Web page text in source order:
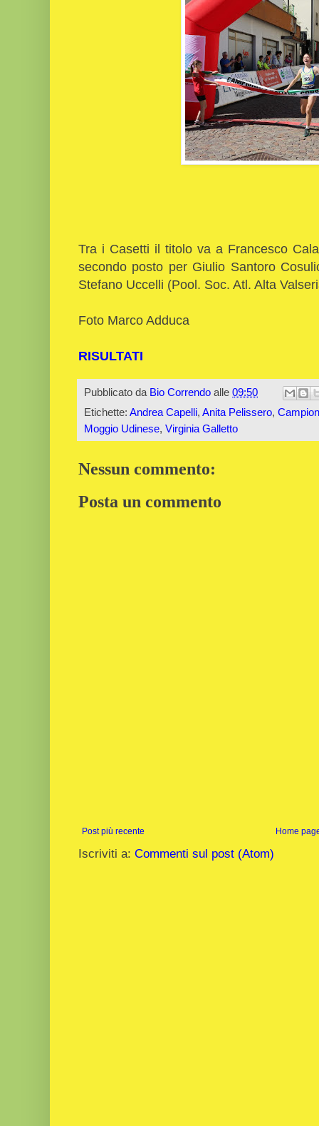
Tra i Casetti il titolo va a Francesco
secondo posto per Giulio Santoro
Stefano Uccelli (Pool. Soc. Atl. Alta
Foto Marco Adduca
RISULTATI
Pubblicato da Bio Correndo alle 09:50
Etichette: Andrea Capelli, Anita Pelissero,
Moggio Udinese, Virginia Galletto
Nessun commento:
Posta un commento
Post più recente Home
Iscriviti a: Commenti sul post (Atom)